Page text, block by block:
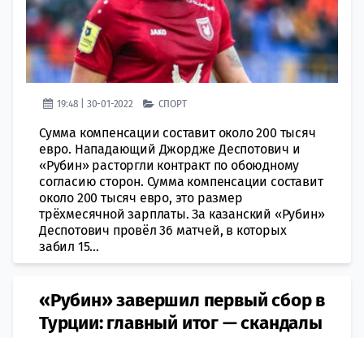
19:48 | 30-01-2022 СПОРТ
Сумма компенсации составит около 200 тысяч
евро. Нападающий Джордже Деспотович и
«Рубин» расторгли контракт по обоюдному
согласию сторон. Сумма компенсации составит
около 200 тысяч евро, это размер
трёхмесячной зарплаты. За казанский «Рубин»
Деспотович провёл 36 матчей, в которых
забил 15...
«Рубин» завершил первый сбор в
Турции: главный итог — скандалы